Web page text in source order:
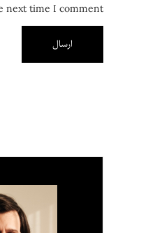
next time I comment.